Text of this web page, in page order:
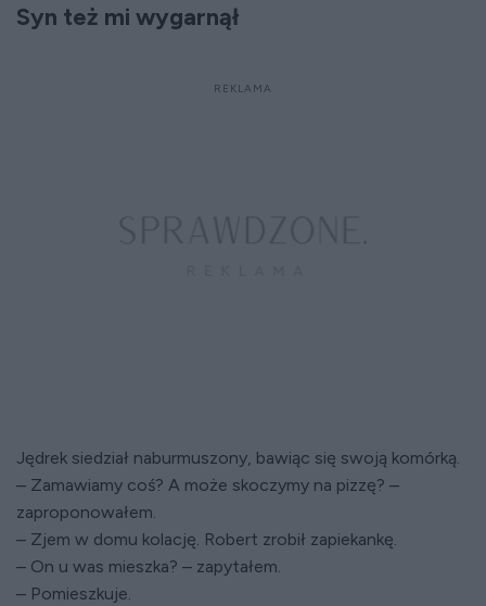
Syn też mi wygarnął
Jędrek siedział naburmuszony, bawiąc się swoją komórką.
– Zamawiamy coś? A może skoczymy na pizzę? –
zaproponowałem.
– Zjem w domu kolację. Robert zrobił zapiekankę.
– On u was mieszka? – zapytałem.
– Pomieszkuje.